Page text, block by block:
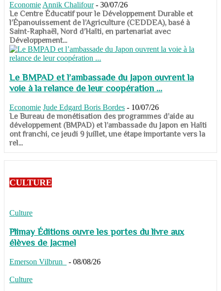
Economie Annik Chalifour - 30/07/26
​​​​​​​Le Centre Éducatif pour le Développement Durable et
l’Épanouissement de l’Agriculture (CEDDEA), basé à
Saint-Raphaël, Nord d’Haïti, en partenariat avec
Développement...
Le BMPAD et l’ambassade du Japon ouvrent la
voie à la relance de leur coopération ...
Economie Jude Edgard Boris Bordes - 10/07/26
​​​​​​​Le Bureau de monétisation des programmes d’aide au
développement (BMPAD) et l’ambassade du Japon en Haïti
ont franchi, ce jeudi 9 juillet, une étape importante vers la
rel...
CULTURE
Culture
Plimay Éditions ouvre les portes du livre aux
élèves de Jacmel
Emerson Vilbrun - 08/08/26
Culture